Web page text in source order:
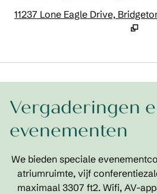
11237 Lone Eagle Drive,
Vergaderingen
evenementen
We bieden speciale
atriumruimte, vijf
maximaal 3307 ft2. Wifi, AV-